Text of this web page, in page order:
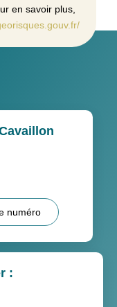
en savoir plus,
numéro
: